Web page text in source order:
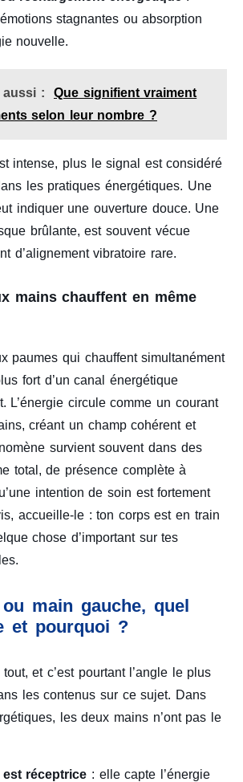
stagnantes ou absorption
nouvelle.
aussi :
Que signifient vraiment
selon leur nombre ?
intense, plus le signal est considéré
les pratiques énergétiques. Une
indiquer une ouverture douce. Une
brûlante, est souvent vécue
d’alignement vibratoire rare.
mains chauffent en même
paumes qui chauffent simultanément
fort d’un canal énergétique
L’énergie circule comme un courant
créant un champ cohérent et
survient souvent dans des
total, de présence complète à
intention de soin est fortement
accueille-le : ton corps est en train
chose d’important sur tes
main gauche, quel
et pourquoi ?
et c’est pourtant l’angle le plus
les contenus sur ce sujet. Dans
les deux mains n’ont pas le
réceptrice : elle capte l’énergie